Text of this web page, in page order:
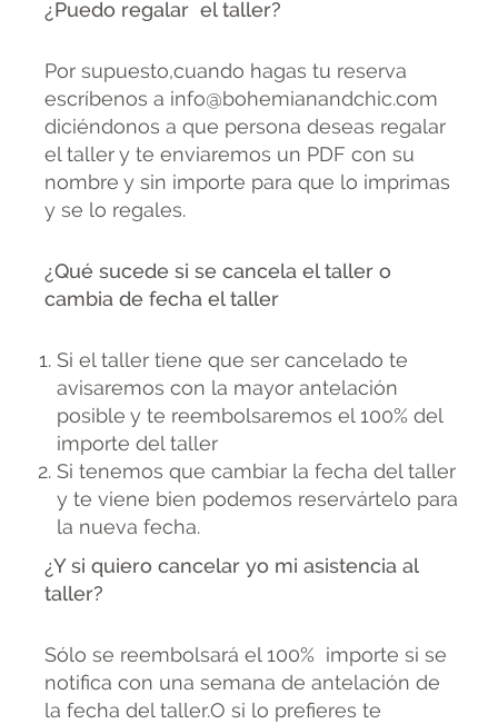
¿Puedo regalar el taller?
Por supuesto,cuando hagas tu reserva
escríbenos a info@bohemianandchic.com
diciéndonos a que persona deseas regalar
el taller y te enviaremos un PDF con su
nombre y sin importe para que lo imprimas
y se lo regales.
¿Qué sucede si se cancela el taller o
cambia de fecha el taller
Si el taller tiene que ser cancelado te
avisaremos con la mayor antelación
posible y te reembolsaremos el 100% del
importe del taller
Si tenemos que cambiar la fecha del taller
y te viene bien podemos reservártelo para
la nueva fecha.
¿Y si quiero cancelar yo mi asistencia al
taller?
Sólo se reembolsará el 100% importe si se
notifica con una semana de antelación de
la fecha del taller.O si lo prefieres te